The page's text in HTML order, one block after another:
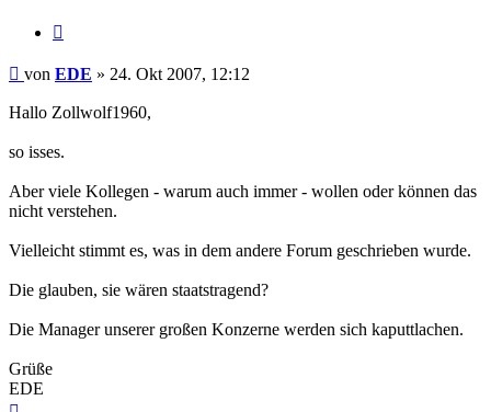
Beitrag
von EDE » 24. Okt 2007, 12:12
Hallo Zollwolf1960,
so isses.
Aber viele Kollegen - warum auch immer - wollen oder können das
nicht verstehen.
Vielleicht stimmt es, was in dem andere Forum geschrieben wurde.
Die glauben, sie wären staatstragend?
Die Manager unserer großen Konzerne werden sich kaputtlachen.
Grüße
EDE